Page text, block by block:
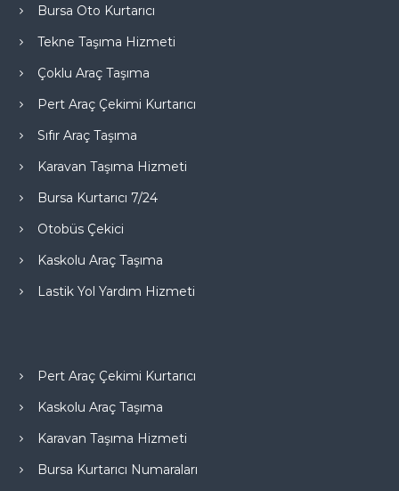
Bursa Oto Kurtarıcı
Tekne Taşıma Hizmeti
Çoklu Araç Taşıma
Pert Araç Çekimi Kurtarıcı
Sıfır Araç Taşıma
Karavan Taşıma Hizmeti
Bursa Kurtarıcı 7/24
Otobüs Çekici
Kaskolu Araç Taşıma
Lastik Yol Yardım Hizmeti
Pert Araç Çekimi Kurtarıcı
Kaskolu Araç Taşıma
Karavan Taşıma Hizmeti
Bursa Kurtarıcı Numaraları